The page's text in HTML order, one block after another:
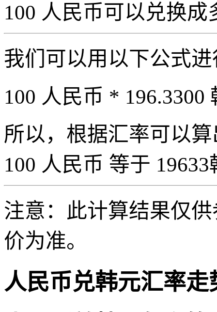
100 人民币可以兑换成
我们可以用以下公式
100 人民币 * 196.3300
所以，根据汇率可以
100 人民币 等于
注意：此计算结果仅
价为准。
人民币兑韩元汇率走